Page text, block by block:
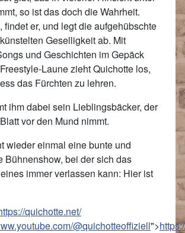
so ist das doch die Wahrheit.
findet er, und legt die aufgehübschte
Geselligkeit ab. Mit
und Geschichten im Gepäck
Laune zieht Quichotte los,
das Fürchten zu lehren.
ihm dabei sein Lieblingsbäcker, der
vor den Mund nimmt.
wieder einmal eine bunte und
Bühnenshow, bei der sich das
immer verlassen kann: Hier ist
quichotte.net/
@quichotteoffiziell">